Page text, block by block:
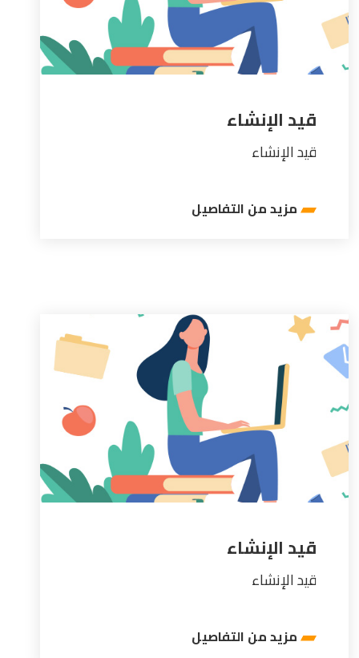
قيد الإنشاء
قيد الإنشاء
مزيد من التفاصيل
قيد الإنشاء
قيد الإنشاء
مزيد من التفاصيل